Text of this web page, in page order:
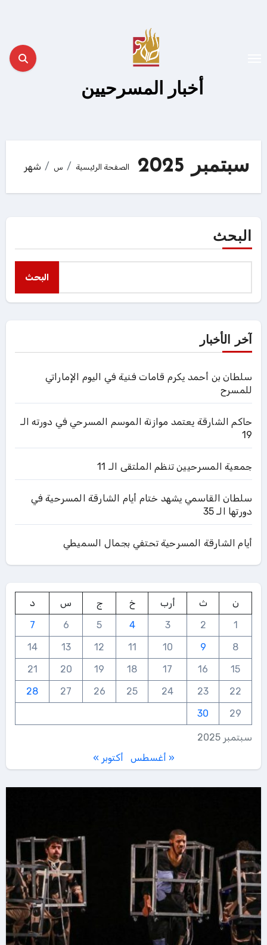
أخبار المسرحيين
سبتمبر 2025 الصفحة الرئيسية س شهر
البحث
البحث
آخر الأخبار
سلطان بن أحمد يكرم قامات فنية في اليوم الإماراتي
للمسرح
حاكم الشارقة يعتمد موازنة الموسم المسرحي في دورته الـ
19
جمعية المسرحيين تنظم الملتقى الـ 11
سلطان القاسمي يشهد ختام أيام الشارقة المسرحية في
دورتها الـ 35
أيام الشارقة المسرحية تحتفي بجمال السميطي
سبتمبر 2025
ن ث أرب خ ج س
د
1
2
3
4
5
6
7
8
9
10
11
12
13
14
15
16
17
18
19
20
21
22
23
24
25
26
27
28
29
30
« أغسطس أكتوبر »